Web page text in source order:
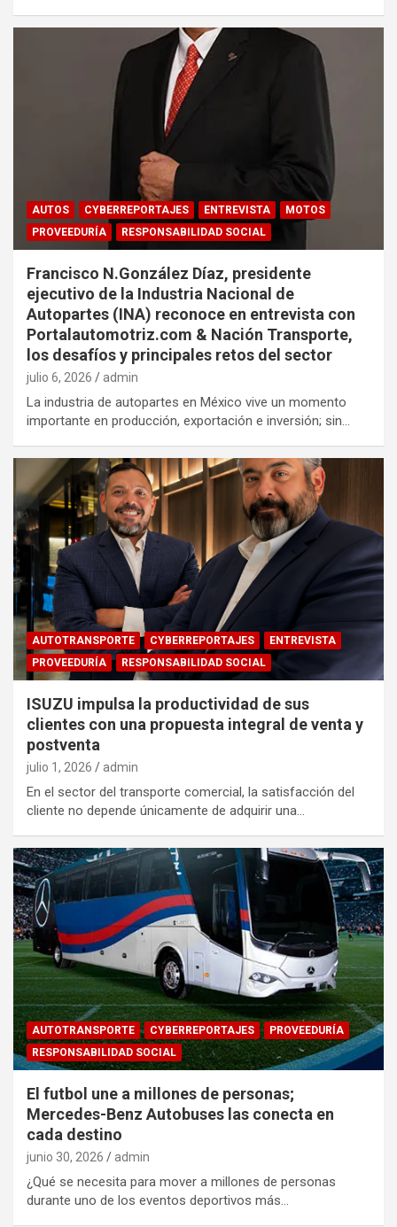
AUTOS CYBERREPORTAJES ENTREVISTA
MOTOS
PROVEEDURÍA
RESPONSABILIDAD SOCIAL
Francisco N.González Díaz, presidente
ejecutivo de la Industria Nacional de
Autopartes (INA) reconoce en entrevista con
Portalautomotriz.com & Nación Transporte,
los desafíos y principales retos del sector
julio 6, 2026 admin
La industria de autopartes en México vive un momento
importante en producción, exportación e inversión; sin…
AUTOTRANSPORTE CYBERREPORTAJES
ENTREVISTA
PROVEEDURÍA
RESPONSABILIDAD SOCIAL
ISUZU impulsa la productividad de sus
clientes con una propuesta integral de venta y
postventa
julio 1, 2026 admin
En el sector del transporte comercial, la satisfacción del
cliente no depende únicamente de adquirir una…
AUTOTRANSPORTE CYBERREPORTAJES
PROVEEDURÍA
RESPONSABILIDAD SOCIAL
El futbol une a millones de personas;
Mercedes-Benz Autobuses las conecta en
cada destino
junio 30, 2026 admin
¿Qué se necesita para mover a millones de personas
durante uno de los eventos deportivos más…